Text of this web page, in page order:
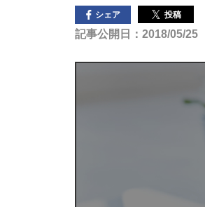
シェア 投稿
記事公開日：2018/05/25